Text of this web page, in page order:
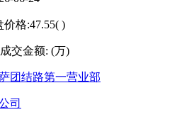
价格:47.55( )
交金额: (万)
团结路第一营业部
司